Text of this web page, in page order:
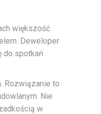
większość
Deweloper
do spotkań
Rozwiązanie to
Nie
w